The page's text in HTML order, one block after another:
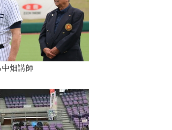
畑講師